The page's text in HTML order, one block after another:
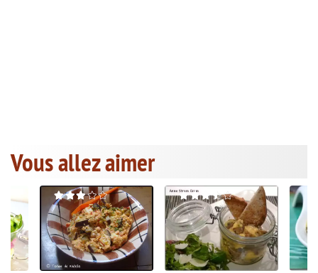
Vous allez aimer